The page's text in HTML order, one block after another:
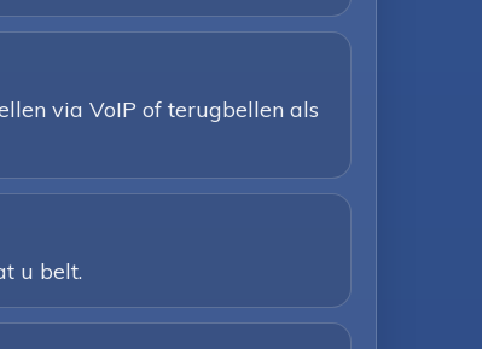
via VoIP of terugbellen als
u belt.